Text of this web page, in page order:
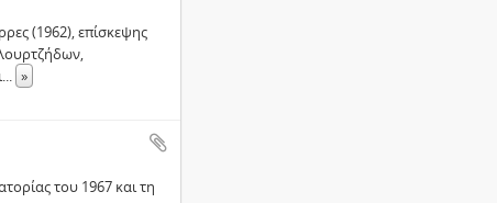
(1962), επίσκεψης
... »
του 1967 και τη